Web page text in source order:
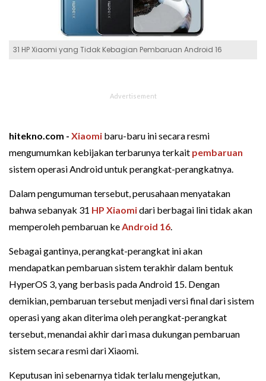
31 HP Xiaomi yang Tidak Kebagian Pembaruan Android 16
hitekno.com - Xiaomi baru-baru ini secara resmi
mengumumkan kebijakan terbarunya terkait pembaruan
sistem operasi Android untuk perangkat-perangkatnya.
Dalam pengumuman tersebut, perusahaan menyatakan
bahwa sebanyak 31 HP Xiaomidari berbagai lini tidak akan
memperoleh pembaruan keAndroid 16.
Sebagai gantinya, perangkat-perangkat ini akan
mendapatkan pembaruan sistem terakhir dalam bentuk
HyperOS 3, yang berbasis pada Android 15. Dengan
demikian, pembaruan tersebut menjadi versi final dari sistem
operasi yang akan diterima oleh perangkat-perangkat
tersebut, menandai akhir dari masa dukungan pembaruan
sistem secara resmi dari Xiaomi.
Keputusan ini sebenarnya tidak terlalu mengejutkan,